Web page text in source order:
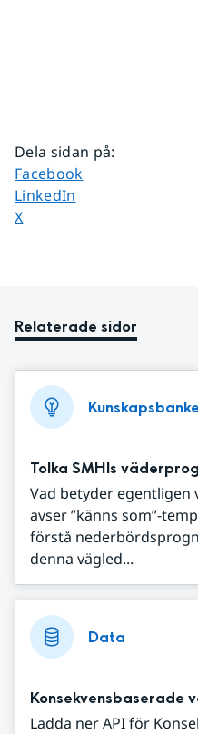
Dela sidan på:
Dela sidan på
Facebook
Dela sidan på
LinkedIn
Dela sidan på
X
Relaterade sidor
Tolka SMHIs
Vad betyder egentligen
avser ”känns som”-
förstå
denna vägled...
Data
Konsekvensbaserade
Ladda ner API för